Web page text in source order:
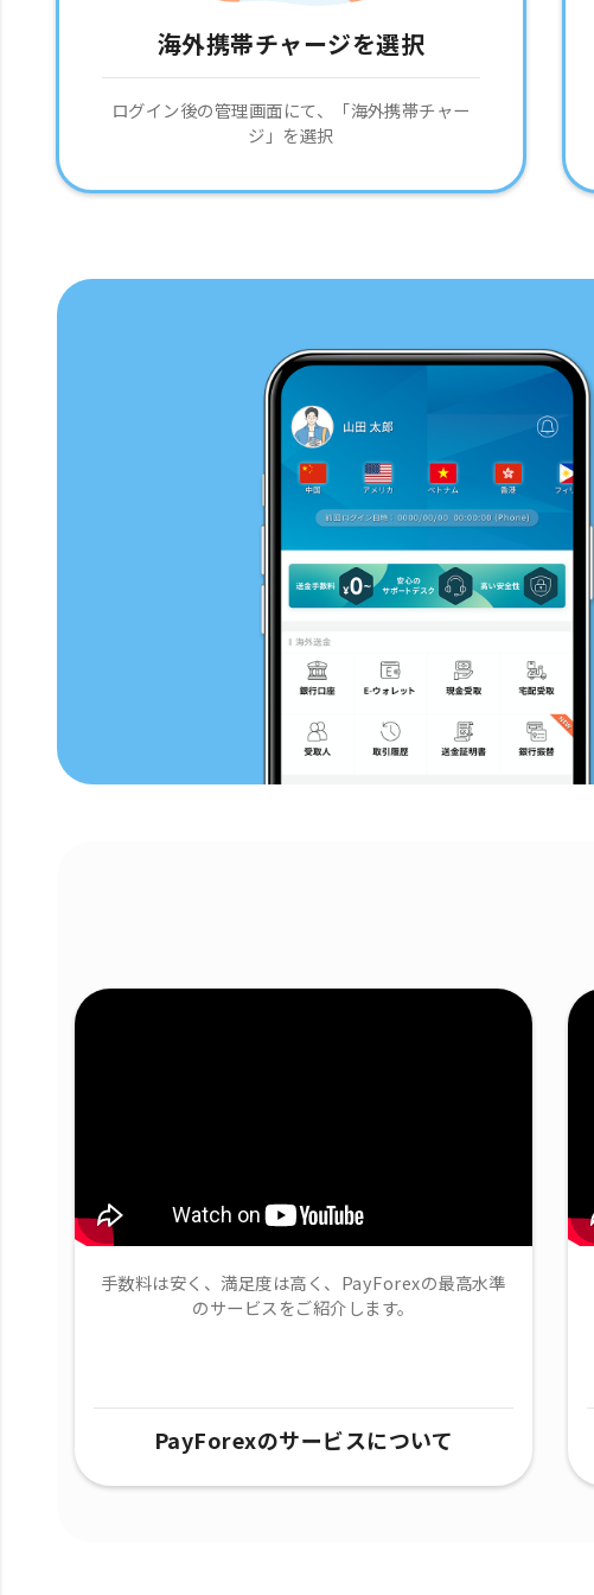
海外携帯チャージを選択
ログイン後の管理画面にて、「海外携帯チャー
ジ」を選択
手数料は安く、満足度は高く、PayForexの最高水準
のサービスをご紹介します。
PayForexのサービスについて